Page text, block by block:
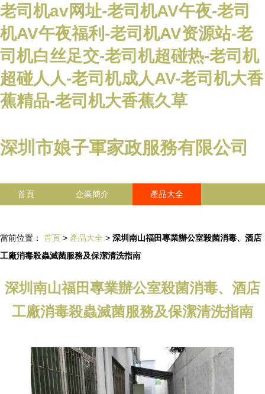
老司机av网址-老司机AV午夜-老司
机AV午夜福利-老司机AV资源站-老
司机白丝足交-老司机超碰热-老司机
超碰人人-老司机成人AV-老司机大香
蕉精品-老司机大香蕉久草
深圳市娘子軍家政服務有限公司
首頁 企業簡介 產品大全
當前位置： 首頁 > 產品大全 > 深圳南山福田專業辦公室殺菌消毒、酒店
工廠消毒殺蟲滅菌服務及保潔清洗指南
深圳南山福田專業辦公室殺菌消毒、酒店
工廠消毒殺蟲滅菌服務及保潔清洗指南